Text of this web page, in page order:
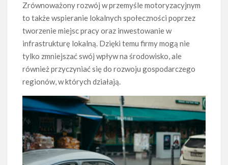
Zrównoważony rozwój w przemyśle motoryzacyjnym
to także wspieranie lokalnych społeczności poprzez
tworzenie miejsc pracy oraz inwestowanie w
infrastrukturę lokalną. Dzięki temu firmy mogą nie
tylko zmniejszać swój wpływ na środowisko, ale
również przyczyniać się do rozwoju gospodarczego
regionów, w których działają.